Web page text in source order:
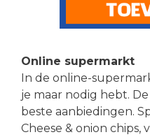
Online supermarkt
In de online-
je maar nodig hebt.
beste aanbiedingen.
Cheese & onion chips,